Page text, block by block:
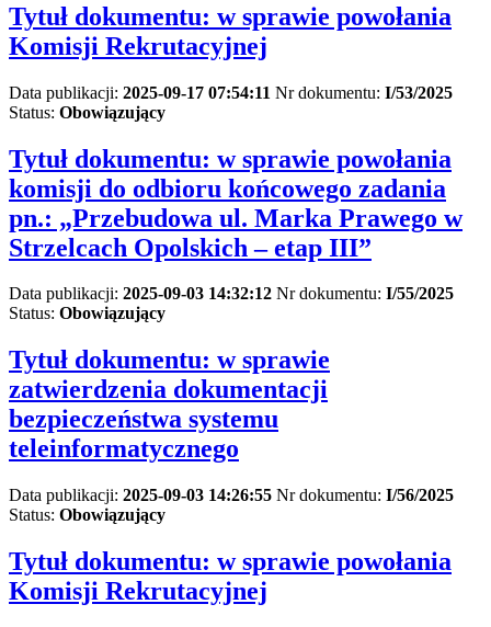
Tytuł dokumentu: w sprawie powołania
Komisji Rekrutacyjnej
Data publikacji: 2025-09-17 07:54:11 Nr dokumentu: I/53/2025
Status: Obowiązujący
Tytuł dokumentu: w sprawie powołania
komisji do odbioru końcowego zadania
pn.: „Przebudowa ul. Marka Prawego w
Strzelcach Opolskich – etap III”
Data publikacji: 2025-09-03 14:32:12 Nr dokumentu: I/55/2025
Status: Obowiązujący
Tytuł dokumentu: w sprawie
zatwierdzenia dokumentacji
bezpieczeństwa systemu
teleinformatycznego
Data publikacji: 2025-09-03 14:26:55 Nr dokumentu: I/56/2025
Status: Obowiązujący
Tytuł dokumentu: w sprawie powołania
Komisji Rekrutacyjnej